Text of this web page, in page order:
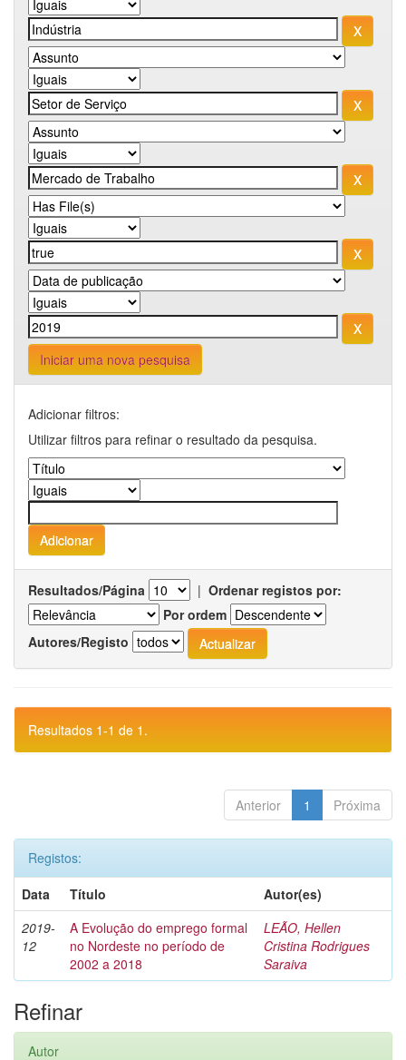
Iniciar uma nova pesquisa
Adicionar filtros:
Utilizar filtros para refinar o resultado da pesquisa.
Resultados/Página | Ordenar registos por:
Por ordem
Autores/Registo
Resultados 1-1 de 1.
Anterior 1 Próxima
Registos:
Data
Título
Autor(es)
2019-
12
A Evolução do emprego formal
no Nordeste no período de
2002 a 2018
LEÃO, Hellen
Cristina Rodrigues
Saraiva
Refinar
Autor